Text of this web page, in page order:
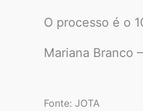
O processo é o
Mariana Branco
Fonte: JOTA